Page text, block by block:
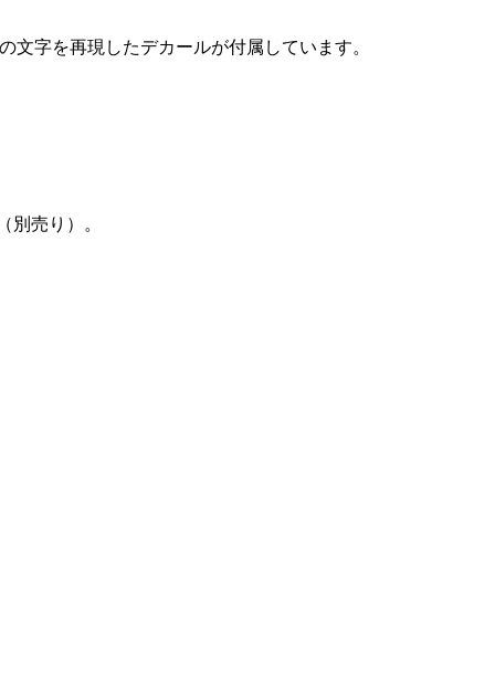
字を再現したデカールが付属しています。
別売り）。